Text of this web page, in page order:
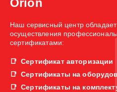
Наш сервисный центр
осуществления
сертификатами:
Сертификат авторизации
Сертификаты на
Сертификаты на